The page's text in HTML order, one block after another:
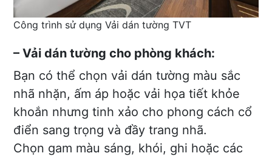
Công trình sử dụng Vải dán tường TVT
– Vải dán tường cho phòng khách:
Bạn có thể chọn vải dán tường màu sắc
nhã nhặn, ấm áp hoặc vải họa tiết khỏe
khoắn nhưng tinh xảo cho phong cách cổ
điển sang trọng và đầy trang nhã.
Chọn gam màu sáng, khói, ghi hoặc các